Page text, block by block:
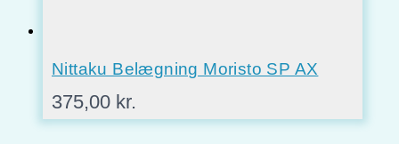
Nittaku Belægning Moristo SP AX
375,00 kr.